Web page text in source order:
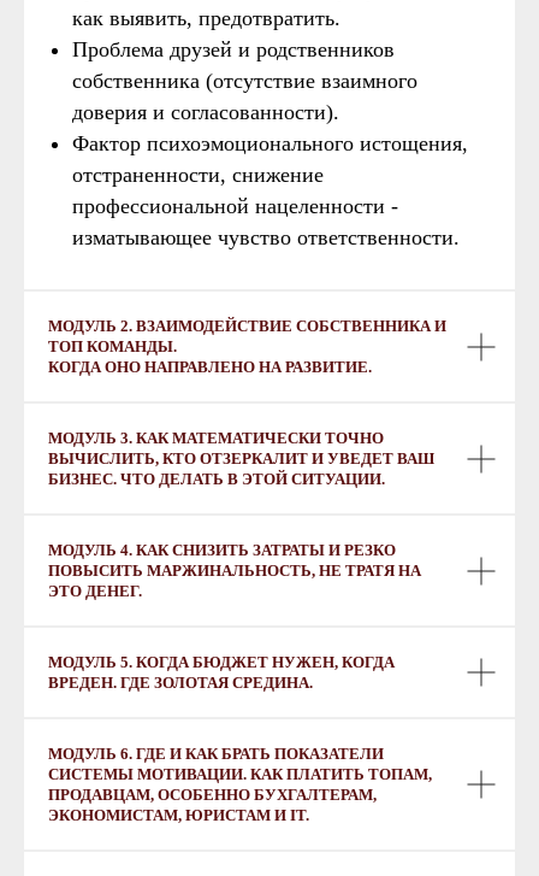
как выявить, предотвратить.
Проблема друзей и родственников
собственника (отсутствие взаимного
доверия и согласованности).
Фактор психоэмоционального истощения,
отстраненности, снижение
профессиональной нацеленности -
изматывающее чувство ответственности.
МОДУЛЬ 2. ВЗАИМОДЕЙСТВИЕ СОБСТВЕННИКА И
ТОП КОМАНДЫ.
КОГДА ОНО НАПРАВЛЕНО НА РАЗВИТИЕ.
МОДУЛЬ 3. КАК МАТЕМАТИЧЕСКИ ТОЧНО
ВЫЧИСЛИТЬ, КТО ОТЗЕРКАЛИТ И УВЕДЕТ ВАШ
БИЗНЕС. ЧТО ДЕЛАТЬ В ЭТОЙ СИТУАЦИИ.
МОДУЛЬ 4. КАК СНИЗИТЬ ЗАТРАТЫ И РЕЗКО
ПОВЫСИТЬ МАРЖИНАЛЬНОСТЬ, НЕ ТРАТЯ НА
ЭТО ДЕНЕГ.
МОДУЛЬ 5. КОГДА БЮДЖЕТ НУЖЕН, КОГДА
ВРЕДЕН. ГДЕ ЗОЛОТАЯ СРЕДИНА.
МОДУЛЬ 6. ГДЕ И КАК БРАТЬ ПОКАЗАТЕЛИ
СИСТЕМЫ МОТИВАЦИИ. КАК ПЛАТИТЬ ТОПАМ,
ПРОДАВЦАМ, ОСОБЕННО БУХГАЛТЕРАМ,
ЭКОНОМИСТАМ, ЮРИСТАМ И IT.